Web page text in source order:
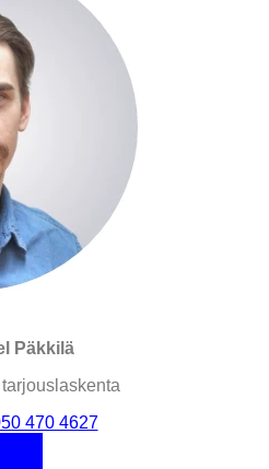
Päkkilä
470 4627